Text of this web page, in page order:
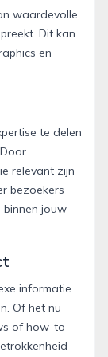
waardevolle,
Dit kan
en
te delen
relevant zijn
bezoekers
jouw
informatie
Of het nu
of how-to